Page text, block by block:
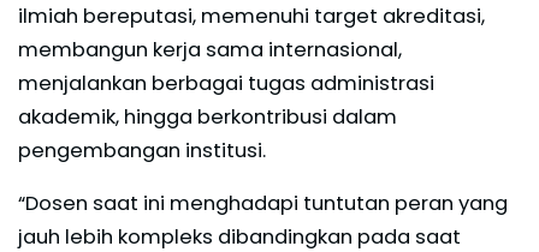
ilmiah bereputasi, memenuhi target akreditasi,
membangun kerja sama internasional,
menjalankan berbagai tugas administrasi
akademik, hingga berkontribusi dalam
pengembangan institusi.
“Dosen saat ini menghadapi tuntutan peran yang
jauh lebih kompleks dibandingkan pada saat